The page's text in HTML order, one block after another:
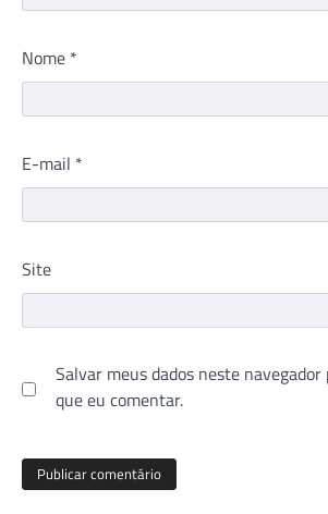
Nome *
E-mail *
Site
Salvar meus dados neste
que eu comentar.